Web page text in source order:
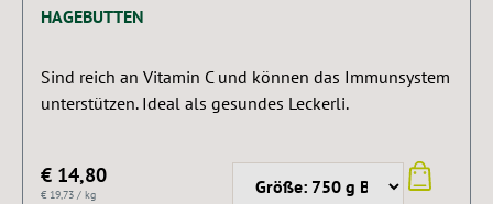
HAGEBUTTEN
Sind reich an Vitamin C und können das Immunsystem
unterstützen. Ideal als gesundes Leckerli.
€ 14,80
€ 19,73 / kg